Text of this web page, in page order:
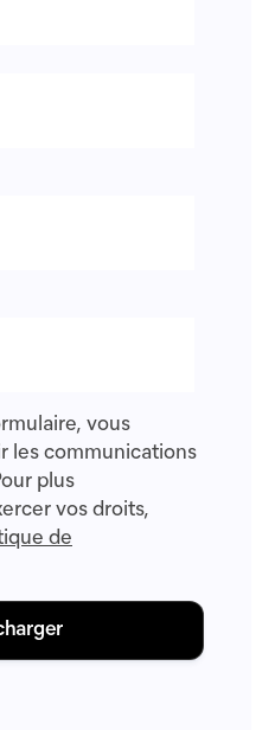
vous
les communications
plus
vos droits,
de